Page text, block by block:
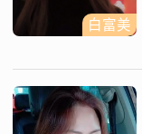
白富美